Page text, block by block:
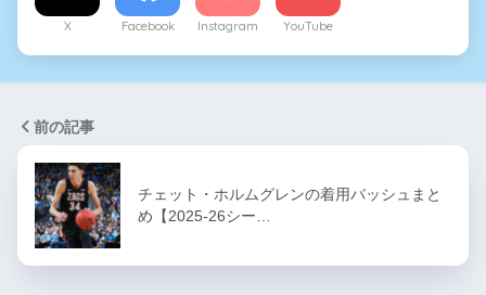
X Facebook Instagram YouTube
前の記事
チェット・ホルムグレンの着用バッシュまと
め【2025-26シー…